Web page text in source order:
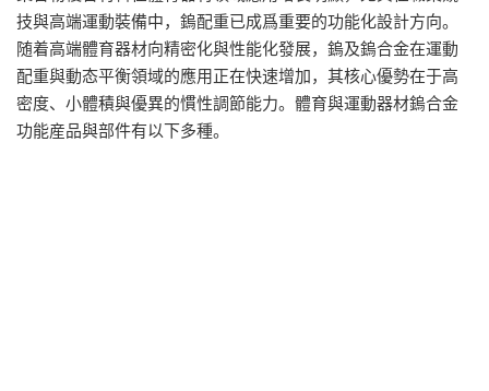
技與高端運動裝備中，鎢配重已成爲重要的功能化設計方向。
随着高端體育器材向精密化與性能化發展，鎢及鎢合金在運動
配重與動态平衡領域的應用正在快速增加，其核心優勢在于高
密度、小體積與優異的慣性調節能力。體育與運動器材鎢合金
功能産品與部件有以下多種。